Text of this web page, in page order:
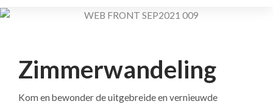
Zimmerwandeling
Kom en bewonder de uitgebreide en vernieuwde